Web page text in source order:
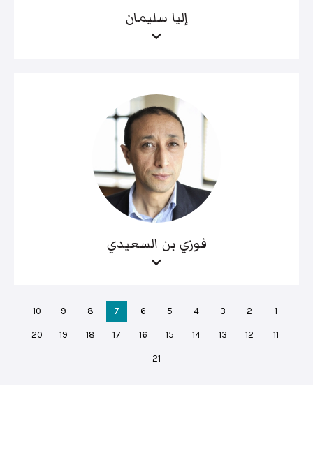
إليا سليمان
فوزي بن السعيدي
1
2
3
4
5
6
7
8
9
10
11
12
13
14
15
16
17
18
19
20
21